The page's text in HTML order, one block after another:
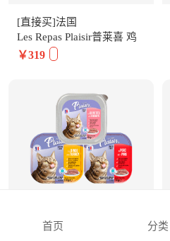
[直接买]法国
Les Repas Plaisir普莱喜 鸡
肉肉酱无谷全猫主食餐盒
￥319
Les Repas Plaisir普莱喜 全
首页 分类